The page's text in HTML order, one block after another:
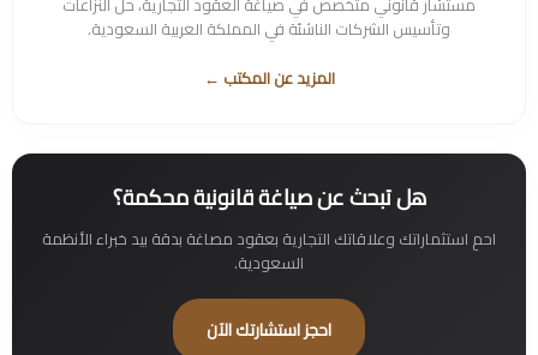
وتأسيس الشركات الناشئة في المملكة العربية السعودية.
المزيد عن المكتب ←
هل تبحث عن صياغة قانونية محكمة؟
احمِ استثماراتك وعلاقاتك التجارية بعقود مصاغة بدقة بيد خبراء الأنظمة
السعودية.
احجز استشارتك الآن